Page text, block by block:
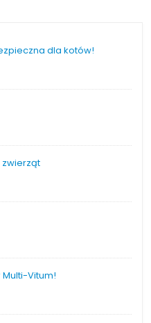
dla kotów!
zwierząt
Vitum!